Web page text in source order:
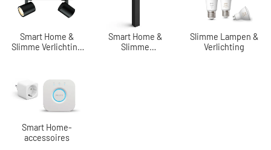
met ons mee en begin opnieuw met Smart-Start.
Smart Home &
Slimme Verlichting
Smart Home &
Slimme
Slimme Lampen &
Verlichting
Smart Home-
accessoires